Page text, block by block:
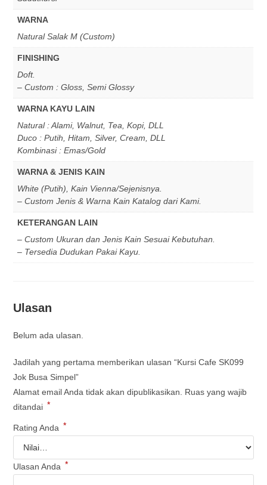
WARNA
Natural Salak M (Custom)
FINISHING
Doft.
– Custom : Gloss, Semi Glossy
WARNA KAYU LAIN
Natural : Alami, Walnut, Tea, Kopi, DLL
Duco : Putih, Hitam, Silver, Cream, DLL
Kombinasi : Emas/Gold
WARNA & JENIS KAIN
White (Putih), Kain Vienna/Sejenisnya.
– Custom Jenis & Warna Kain Katalog dari Kami.
KETERANGAN LAIN
– Custom Ukuran dan Jenis Kain Sesuai Kebutuhan.
– Tersedia Dudukan Pakai Kayu.
Ulasan
Belum ada ulasan.
Jadilah yang pertama memberikan ulasan “Kursi Cafe SK099
Jok Busa Simpel”
Alamat email Anda tidak akan dipublikasikan.
Ruas yang wajib
ditandai *
Rating Anda *
Ulasan Anda *